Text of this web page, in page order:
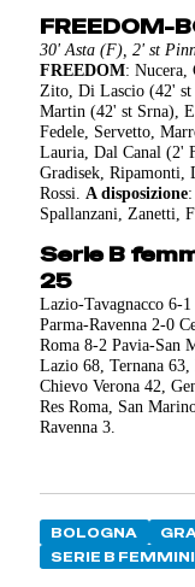
FREEDOM-
30' Asta (F), 2' st
FREEDOM: Nucera,
Zito, Di Lascio (42'
Martin (42' st Srna),
Fedele, Servetto,
Lauria, Dal Canal (2'
Gradisek, Ripamonti,
Rossi.A disposizione
Spallanzani, Zanetti,
Serie B
25
Lazio-Tavagnacco 6-
Parma-Ravenna 2-0
Roma 8-2 Pavia-San
Lazio 68, Ternana 63,
Chievo Verona 42,
Res Roma, San
Ravenna 3.
BOLOGNA
SERIE B